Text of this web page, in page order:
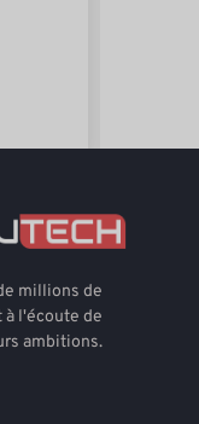
millions de
à l'écoute de
ambitions.